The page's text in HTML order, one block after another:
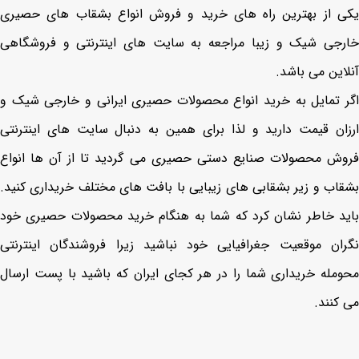
یکی از بهترین راه‌ های خرید و فروش انواع بشقاب های حصیری
خارجی شیک و زیبا مراجعه به سایت‌ های اینترنتی و فروشگاهی
آنلاین می باشد.
اگر تمایل به خرید انواع محصولات حصیری ایرانی و خارجی شیک و
ارزان‌ قیمت دارید و لذا برای همین به دنبال سایت‌ های اینترنتی
فروش محصولات صنایع دستی حصیری می گردید تا از آن‌ ها انواع
بشقاب و زیر بشقابی های زیبایی با بافت های مختلف خریداری کنید.
باید خاطر نشان کرد که شما به هنگام خرید محصولات حصیری خود
نگران موقعیت جغرافیایی خود نباشید زیرا فروشندگان اینترنتی
محومله خریداری شما را در هر کجای ایران که باشید با پست ارسال
می کنند.